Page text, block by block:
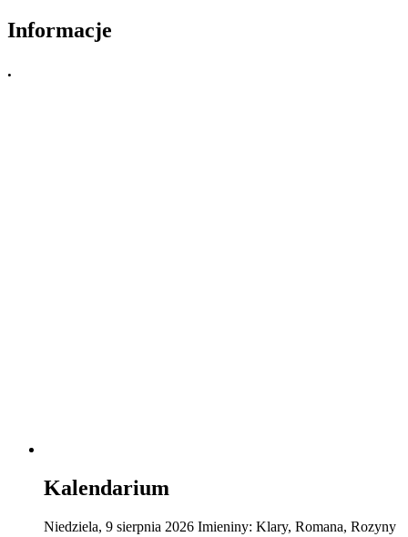
Informacje
.
Kalendarium
Niedziela, 9 sierpnia 2026 Imieniny: Klary, Romana, Rozyny